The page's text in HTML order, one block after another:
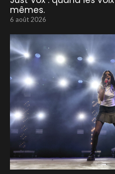
mêmes.
6 août 2026